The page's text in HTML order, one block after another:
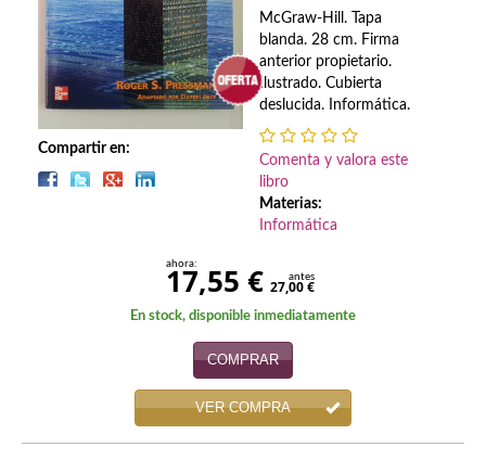
Ciencia ficción
Cine
Cocina
Cómic
Divulgación científica
Compartir en:
McGraw-Hill. Tapa
blanda. 28 cm. Firma
anterior propietario.
Ilustrado. Cubierta
deslucida. Informática.
Comenta y valora este
libro
Materias:
Informática
ahora:
17,55 € antes
27,00 €
En stock, disponible inmediatamente
COMPRAR
VER COMPRA